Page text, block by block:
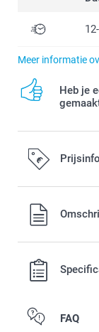
Meer informatie
Heb je
Alle prijzen zijn
verzendkosten.
FAQ